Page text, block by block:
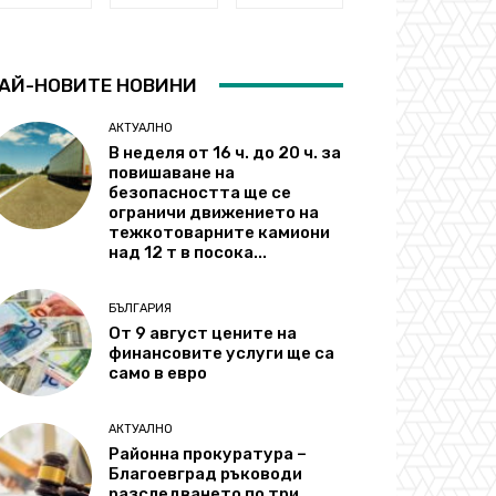
НОВИТЕ НОВИНИ
АКТУАЛНО
В неделя от 16 ч. до 20 ч. за
повишаване на
безопасността ще се
ограничи движението на
тежкотоварните камиони
над 12 т в посока...
БЪЛГАРИЯ
От 9 август цените на
финансовите услуги ще са
само в евро
АКТУАЛНО
Районна прокуратура –
Благоевград ръководи